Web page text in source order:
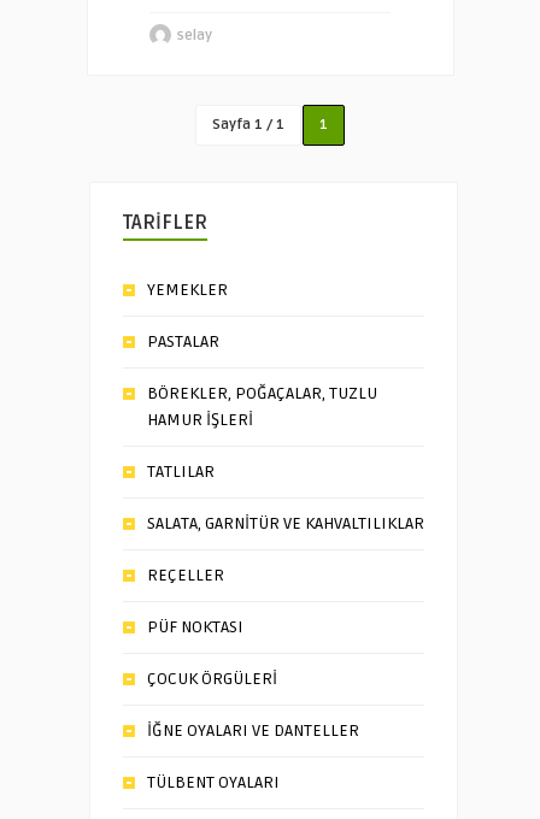
selay
Sayfa 1 / 1 1
TARİFLER
YEMEKLER
PASTALAR
BÖREKLER, POĞAÇALAR, TUZLU
HAMUR İŞLERİ
TATLILAR
SALATA, GARNİTÜR VE KAHVALTILIKLAR
REÇELLER
PÜF NOKTASI
ÇOCUK ÖRGÜLERİ
İĞNE OYALARI VE DANTELLER
TÜLBENT OYALARI